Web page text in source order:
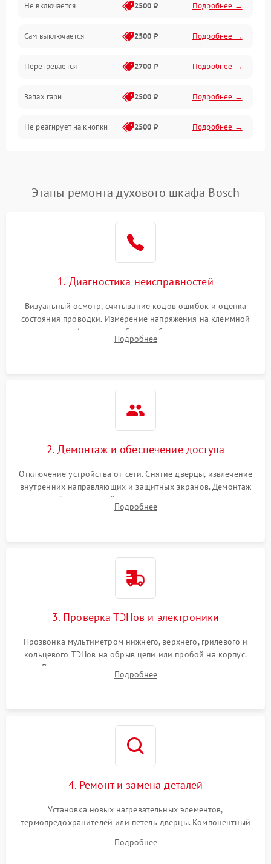
Не включается 2500 ₽ Подробнее →
Сам выключается 2500 ₽ Подробнее →
Перегревается 2700 ₽ Подробнее →
Запах гари 2500 ₽ Подробнее →
Не реагирует на кнопки 2500 ₽ Подробнее →
Этапы ремонта духового шкафа Bosch
1. Диагностика неисправностей
Визуальный осмотр, считывание кодов ошибок и оценка
состояния проводки. Измерение напряжения на клеммной
колодке. Анализ жалоб на проблемы с нагревом,
конвекцией, панелью управления или блокировкой дверцы.
Подробнее
2. Демонтаж и обеспечение доступа
Отключение устройства от сети. Снятие дверцы, извлечение
внутренних направляющих и защитных экранов. Демонтаж
задней или верхней панели для прямого доступа к
нагревательным элементам, плате и вентиляторам.
Подробнее
3. Проверка ТЭНов и электроники
Прозвонка мультиметром нижнего, верхнего, грилевого и
кольцевого ТЭНов на обрыв цепи или пробой на корпус.
Диагностика термостата, датчиков температуры,
переключателя режимов и мотора конвекции.
Подробнее
4. Ремонт и замена деталей
Установка новых нагревательных элементов,
термопредохранителей или петель дверцы. Компонентный
выгоревших реле, восстановление контактов и замена
Подробнее